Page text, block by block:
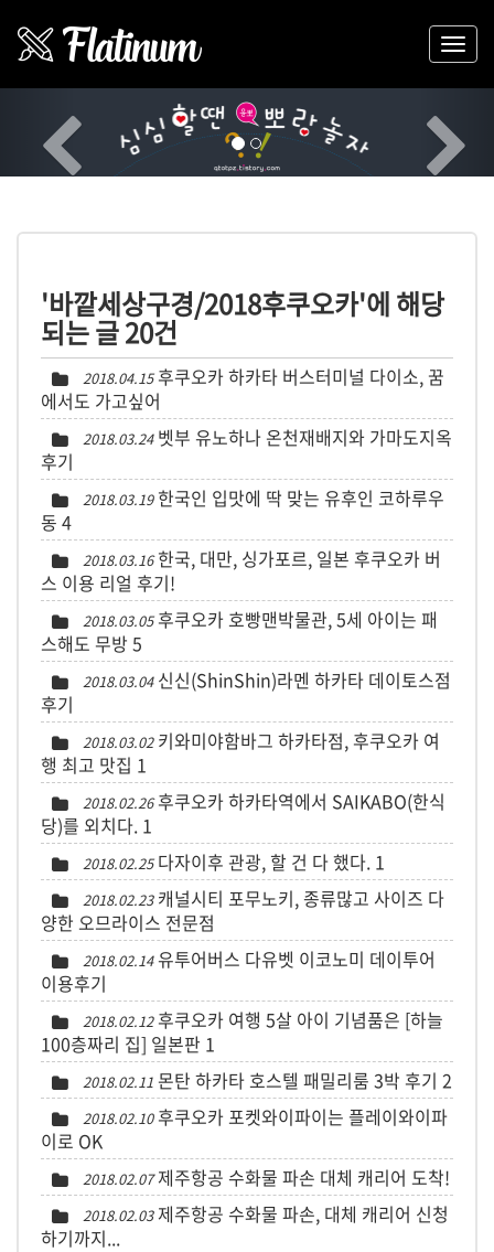
'바깥세상구경/2018후쿠오카'에 해당
되는 글 20건
2018.04.15 후쿠오카 하카타 버스터미널 다이소, 꿈
에서도 가고싶어
2018.03.24 벳부 유노하나 온천재배지와 가마도지옥
후기
2018.03.19 한국인 입맛에 딱 맞는 유후인 코하루우
동 4
2018.03.16 한국, 대만, 싱가포르, 일본 후쿠오카 버
스 이용 리얼 후기!
2018.03.05 후쿠오카 호빵맨박물관, 5세 아이는 패
스해도 무방 5
2018.03.04 신신(ShinShin)라멘 하카타 데이토스점
후기
2018.03.02 키와미야함바그 하카타점, 후쿠오카 여
행 최고 맛집 1
2018.02.26 후쿠오카 하카타역에서 SAIKABO(한식
당)를 외치다. 1
2018.02.25 다자이후 관광, 할 건 다 했다. 1
2018.02.23 캐널시티 포무노키, 종류많고 사이즈 다
양한 오므라이스 전문점
2018.02.14 유투어버스 다유벳 이코노미 데이투어
이용후기
2018.02.12 후쿠오카 여행 5살 아이 기념품은 [하늘
100층짜리 집] 일본판 1
2018.02.11 몬탄 하카타 호스텔 패밀리룸 3박 후기 2
2018.02.10 후쿠오카 포켓와이파이는 플레이와이파
이로 OK
2018.02.07 제주항공 수화물 파손 대체 캐리어 도착!
2018.02.03 제주항공 수화물 파손, 대체 캐리어 신청
하기까지...